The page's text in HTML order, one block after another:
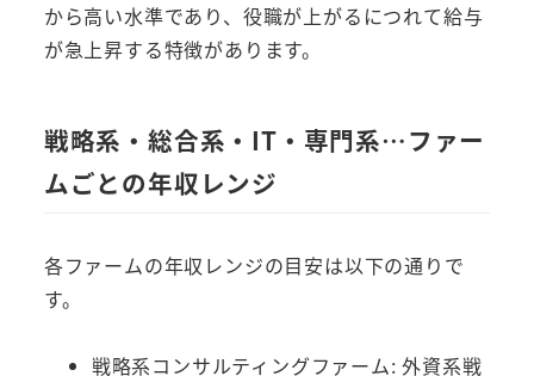
から高い水準であり、役職が上がるにつれて給与
が急上昇する特徴があります。
戦略系・総合系・IT・専門系…ファー
ムごとの年収レンジ
各ファームの年収レンジの目安は以下の通りで
す。
戦略系コンサルティングファーム: 外資系戦